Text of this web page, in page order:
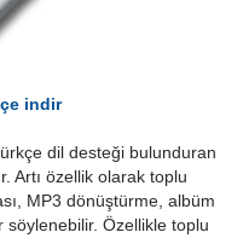
indir
dil desteği bulunduran
Artı özellik olarak toplu
MP3 dönüştürme, albüm
Özellikle toplu